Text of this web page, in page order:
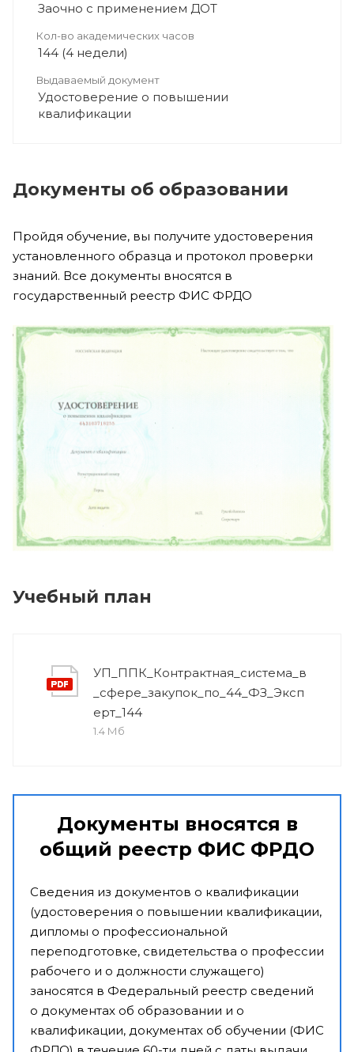
Заочно с применением ДОТ
Кол-во академических часов
144 (4 недели)
Выдаваемый документ
Удостоверение о повышении
квалификации
Документы об образовании
Пройдя обучение, вы получите удостоверения
установленного образца и протокол проверки
знаний. Все документы вносятся в
государственный реестр ФИС ФРДО
Учебный план
УП_ППК_Контрактная_система_в
_сфере_закупок_по_44_ФЗ_Эксп
ерт_144
1.4 Мб
Документы вносятся в
общий реестр ФИС ФРДО
Сведения из документов о квалификации
(удостоверения о повышении квалификации,
дипломы о профессиональной
переподготовке, свидетельства о профессии
рабочего и о должности служащего)
заносятся в Федеральный реестр сведений
о документах об образовании и о
квалификации, документах об обучении (ФИС